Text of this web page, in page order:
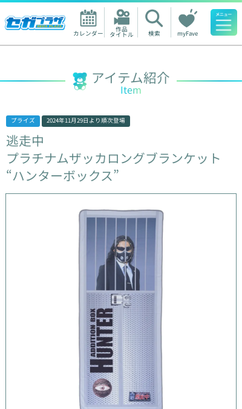
カレンダー 作品
タイトル 検索 myFave
人気ワード
アイテム紹介
Item
プライズ 2024年11月29日 より順次登場
逃走中
プラチナムザッカロングブランケット
“ハンターボックス”